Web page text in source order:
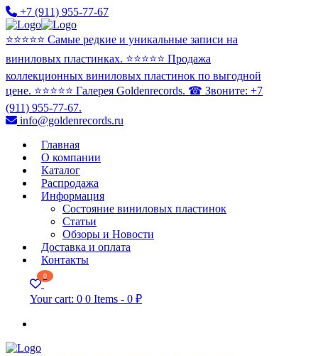
+7 (911) 955-77-67
⭐️⭐️⭐️⭐️⭐️ Самые редкие и уникальные записи на
виниловых пластинках. ⭐️⭐️⭐️⭐️⭐️ Продажа
коллекционных виниловых пластинок по выгодной
цене. ⭐️⭐️⭐️⭐️⭐️ Галерея Goldenrecords. ☎ Звоните: +7
(911) 955-77-67.
info@goldenrecords.ru
Главная
О компании
Каталог
Распродажа
Информация
Состояние виниловых пластинок
Статьи
Обзоры и Новости
Доставка и оплата
Контакты
0
Your cart: 0 0 Items - 0 ₽